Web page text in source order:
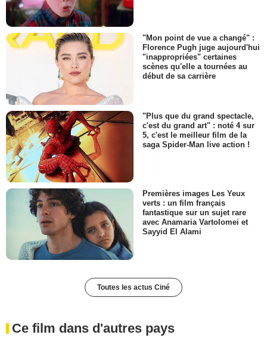
"Mon point de vue a changé" :
Florence Pugh juge aujourd'hui
"inappropriées" certaines
scènes qu'elle a tournées au
début de sa carrière
"Plus que du grand spectacle,
c'est du grand art" : noté 4 sur
5, c'est le meilleur film de la
saga Spider-Man live action !
Premières images Les Yeux
verts : un film français
fantastique sur un sujet rare
avec Anamaria Vartolomei et
Sayyid El Alami
Toutes les actus Ciné
Ce film dans d'autres pays